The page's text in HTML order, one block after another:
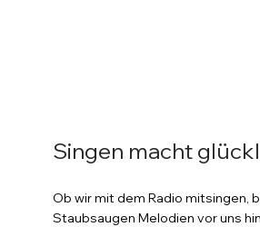
Singen macht
Ob wir mit dem Radio mitsingen,
Staubsaugen Melodien vor uns